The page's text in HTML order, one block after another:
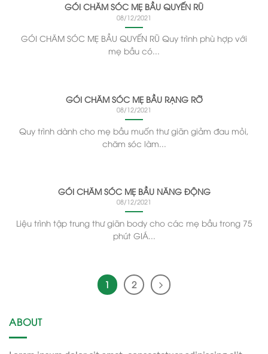
GÓI CHĂM SÓC MẸ BẦU QUYẾN RŨ
08/12/2021
GÓI CHĂM SÓC MẸ BẦU QUYẾN RŨ Quy trình phù hợp với
mẹ bầu có...
GÓI CHĂM SÓC MẸ BẦU RẠNG RỠ
08/12/2021
Quy trình dành cho mẹ bầu muốn thư giãn giảm đau mỏi,
chăm sóc làm...
GÓI CHĂM SÓC MẸ BẦU NĂNG ĐỘNG
08/12/2021
Liệu trình tập trung thư giãn body cho các mẹ bầu trong 75
phút GIÁ...
1 2
ABOUT